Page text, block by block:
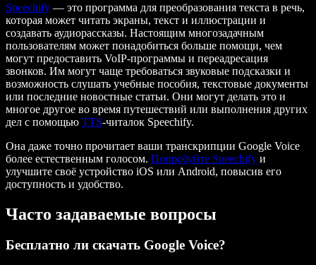
Speechify — это программа для преобразования текста в речь,
которая может читать экраны, текст и иллюстрации и
создавать аудиорассказы. Настоящим многозадачным
пользователям может понадобиться больше помощи, чем
могут предоставить VoIP-программы и переадресация
звонков. Им могут чаще требоваться звуковые подсказки и
возможность слушать учебные пособия, текстовые документы
или последние новостные статьи. Они могут делать это и
многое другое во время путешествий или выполнения других
дел с помощью TTS-читалок Speechify.
Она даже точно прочитает ваши транскрипции Google Voice
более естественным голосом. Попробуйте Speechify и
улучшите своё устройство iOS или Android, повысив его
доступность и удобство.
Часто задаваемые вопросы
Бесплатно ли скачать Google Voice?